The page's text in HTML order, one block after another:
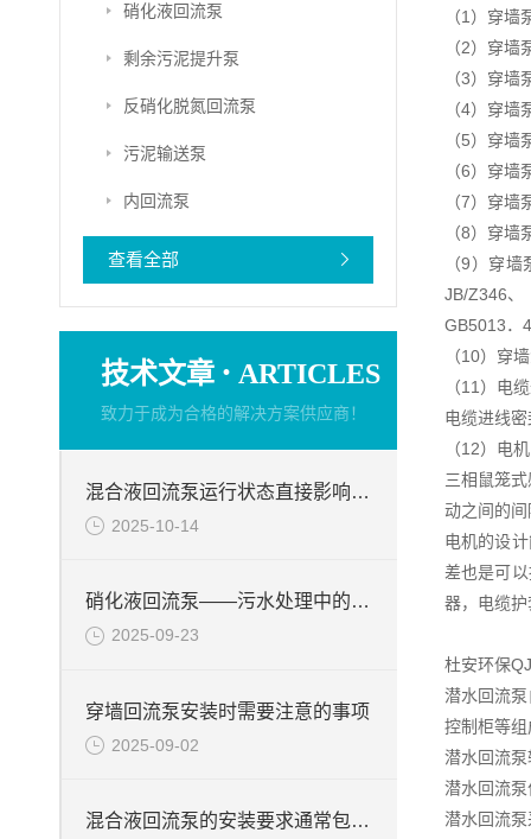
硝化液回流泵
剩余污泥提升泵
反硝化脱氮回流泵
污泥输送泵
内回流泵
查看全部
技术文章 · ARTICLES
致力于成为合格的解决方案供应商！
混合液回流泵运行状态直接影响整个工艺流程的稳定性与效率
2025-10-14
硝化液回流泵——污水处理中的关键角色
2025-09-23
穿墙回流泵安装时需要注意的事项
2025-09-02
混合液回流泵的安装要求通常包括以下几个方面
（1）穿
（2）穿
（3）穿
（4）穿
（5）穿
（6）穿
（7）穿
（8）穿
（9）穿
JB/Z346、
GB5013．
（10）穿
（11）电
电缆进线
（12）电机
三相鼠笼
动之间的
电机的设
差也是可
器，电缆
杜安环保
潜水回流
控制柜等组
潜水回流
潜水回流
潜水回流